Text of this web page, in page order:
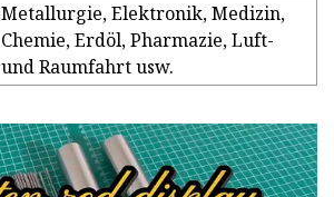
Metallurgie, Elektronik, Medizin,
Chemie, Erdöl, Pharmazie, Luft-
und Raumfahrt usw.